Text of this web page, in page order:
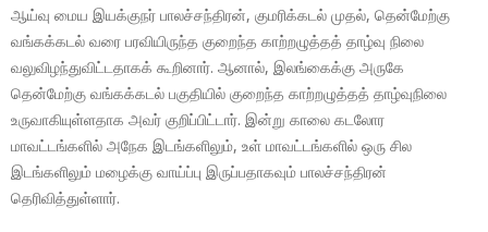
ஆய்வு மைய இயக்குநர் பாலச்சந்திரன், குமரிக்கடல் முதல், தென்மேற்கு
வங்கக்கடல் வரை பரவியிருந்த குறைந்த காற்றழுத்தத் தாழ்வு நிலை
வலுவிழந்துவிட்டதாகக் கூறினார். ஆனால், இலங்கைக்கு அருகே
தென்மேற்கு வங்கக்கடல் பகுதியில் குறைந்த காற்றழுத்தத் தாழ்வுநிலை
உருவாகியுள்ளதாக அவர் குறிப்பிட்டார். இன்று காலை கடலோர
மாவட்டங்களில் அநேக இடங்களிலும், உள் மாவட்டங்களில் ஒரு சில
இடங்களிலும் மழைக்கு வாய்ப்பு இருப்பதாகவும் பாலச்சந்திரன்
தெரிவித்துள்ளார்.